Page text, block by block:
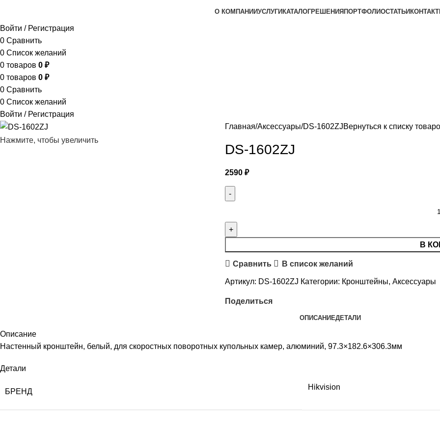
О КОМПАНИИУСЛУГИ КАТАЛОГРЕШЕНИЯ ПОРТФОЛИОСТАТЬИ
Войти / Регистрация
0 Сравнить
0 Список желаний
0 товаров 0 ₽
0 товаров 0 ₽
0 Сравнить
0 Список желаний
Войти / Регистрация
Нажмите, чтобы увеличить
Главная Аксессуары DS-1602ZJВернуться к списку
DS-1602ZJ
2590 ₽
В
Сравнить В список желаний
Артикул: DS-1602ZJ Категории: Кронштейны, Аксессуары
Поделиться
ОПИСАНИЕДЕТАЛИ
Описание
Настенный кронштейн, белый, для скоростных поворотных купольных камер, алюминий, 97.3×182.6×306.3мм
Детали
БРЕНД
Hikvision